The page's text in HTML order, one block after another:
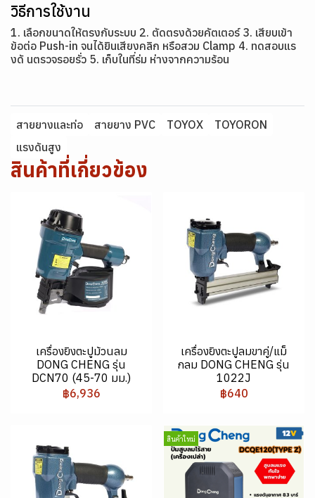
วิธีการใช้งาน
1. เลือกขนาดให้ตรงกับระบบ 2. ตัดตรงด้วยคัตเตอร์ 3. เสียบเข้า
ข้อต่อ Push-in จนได้ยินเสียงคลิก หรือสวม Clamp 4. ทดสอบแร
งดั นตรวจรอยรั่ว 5. เก็บในที่ร่ม ห่างจากความร้อน
สายยางและท่อ สายยาง PVC TOYOX
TOYORON
แรงดันสูง
สินค้าที่เกี่ยวข้อง
เครื่องยิงตะปูม้วนลม
DONG CHENG รุ่น
DCN70 (45-70 มม.)
฿6,936
เครื่องยิงตะปูลมขาคู่/แม็
กลม DONG CHENG รุ่น
1022J
฿640
สินค้าใหม่